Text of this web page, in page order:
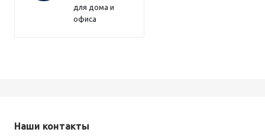
для дома и
офиса
Наши контакты